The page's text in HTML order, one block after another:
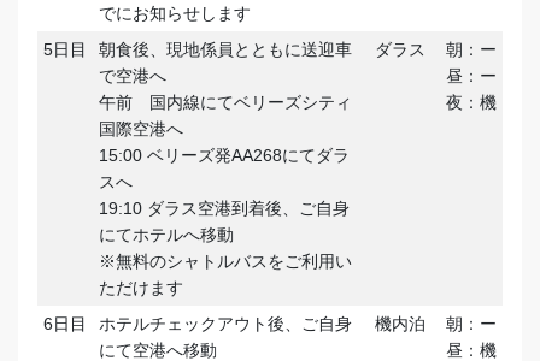
でにお知らせします
5日目
朝食後、現地係員とともに送迎車
で空港へ
午前 国内線にてベリーズシティ
国際空港へ
15:00 ベリーズ発AA268にてダラ
スへ
19:10 ダラス空港到着後、ご自身
にてホテルへ移動
※無料のシャトルバスをご利用い
ただけます
ダラス
朝：ー
昼：ー
夜：機
6日目
ホテルチェックアウト後、ご自身
にて空港へ移動
機内泊
朝：ー
昼：機